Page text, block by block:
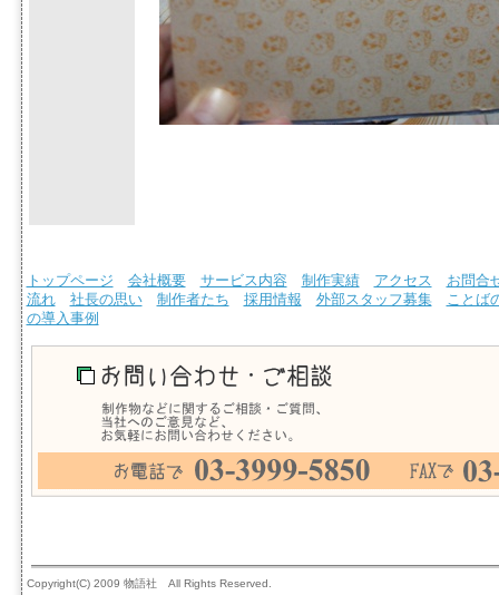
トップページ 会社概要 サービス内容 制作実績 アクセス
お問合
流れ
社長の思い 制作者たち 採用情報 外部スタッフ募集
ことば
の導入事例
Copyright(C) 2009 物語社 All Rights Reserved.